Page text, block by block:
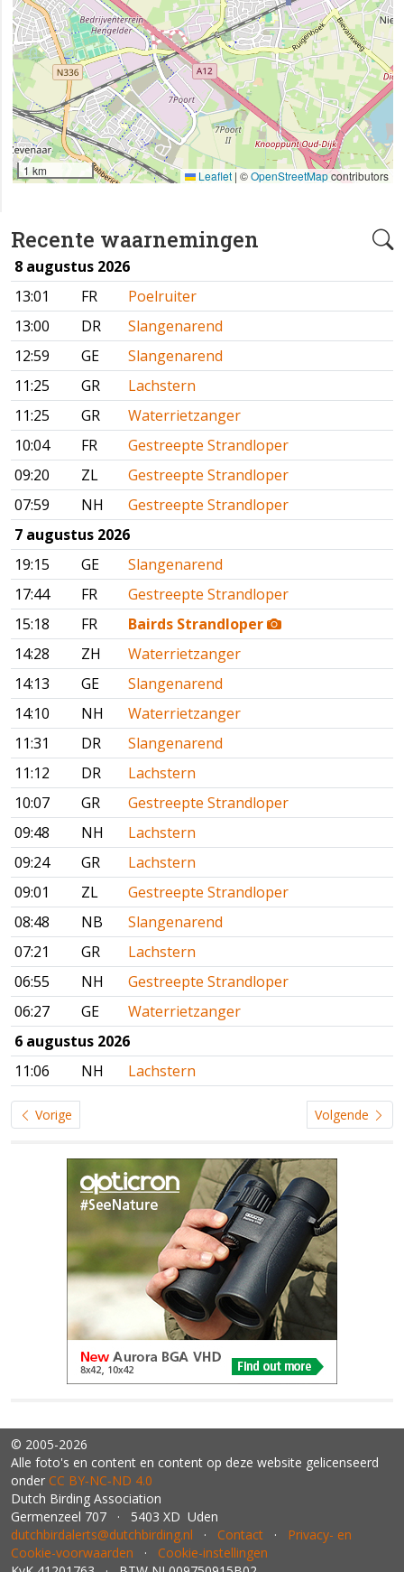
Recente waarnemingen
8 augustus 2026
13:01
FR
Poelruiter
13:00
DR
Slangenarend
12:59
GE
Slangenarend
11:25
GR
Lachstern
11:25
GR
Waterrietzanger
10:04
FR
Gestreepte Strandloper
09:20
ZL
Gestreepte Strandloper
07:59
NH
Gestreepte Strandloper
7 augustus 2026
19:15
GE
Slangenarend
17:44
FR
Gestreepte Strandloper
15:18
FR
Bairds Strandloper
14:28
ZH
Waterrietzanger
14:13
GE
Slangenarend
14:10
NH
Waterrietzanger
11:31
DR
Slangenarend
11:12
DR
Lachstern
10:07
GR
Gestreepte Strandloper
09:48
NH
Lachstern
09:24
GR
Lachstern
09:01
ZL
Gestreepte Strandloper
08:48
NB
Slangenarend
07:21
GR
Lachstern
06:55
NH
Gestreepte Strandloper
06:27
GE
Waterrietzanger
6 augustus 2026
11:06
NH Lachstern
Vorige Volgende
1 km Leaflet | ©OpenStreetMapcontributors
© 2005-2026
Alle foto's en content en content op deze website gelicenseerd
onder CC BY‑NC‑ND 4.0
Dutch Birding Association
Germenzeel 707 · 5403 XD Uden
dutchbirdalerts@dutchbirding.nl · Contact · Privacy- en
Cookie-voorwaarden · Cookie-instellingen